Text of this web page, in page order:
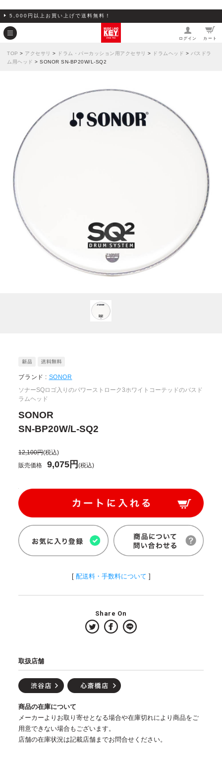
5,000円以上お買い上げで送料無料！
ログイン カート
TOP > アクセサリ > ドラム・パーカッション用アクセサリ > ドラムヘッド > バスドラ
ム用ヘッド > SONOR SN-BP20W/L-SQ2
ブランド : SONOR
ソナーSQロゴ入りのパワーストローク3ホワイトコーテッドのバスド
ラムヘッド
SONOR
SN-BP20W/L-SQ2
12,100円(税込)
販売価格
9,075円(税込)
[ 配送料・手数料について ]
Share On
取扱店舗
商品の在庫について
メーカーよりお取り寄せとなる場合や在庫切れにより商品をご
用意できない場合もございます。
店舗の在庫状況は記載店舗までお問合せください。